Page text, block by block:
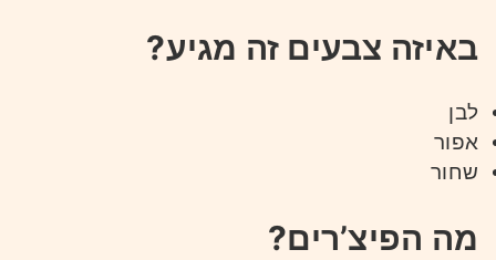
באיזה צבעים זה מגיע?
לבן
אפור
שחור
מה הפיצ’רים?